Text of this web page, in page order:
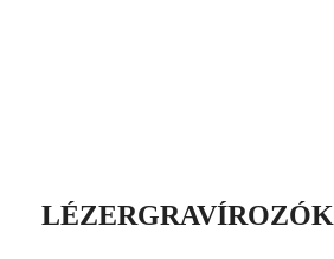
LÉZERGRAVÍROZÓK